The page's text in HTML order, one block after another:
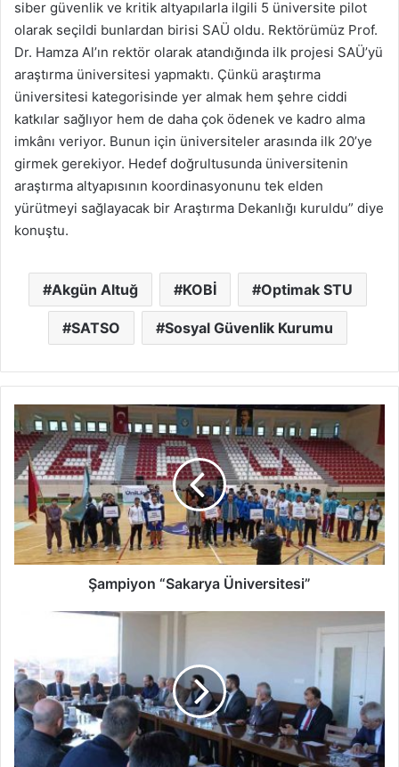
siber güvenlik ve kritik altyapılarla ilgili 5 üniversite pilot
olarak seçildi bunlardan birisi SAÜ oldu. Rektörümüz Prof.
Dr. Hamza Al’ın rektör olarak atandığında ilk projesi SAÜ’yü
araştırma üniversitesi yapmaktı. Çünkü araştırma
üniversitesi kategorisinde yer almak hem şehre ciddi
katkılar sağlıyor hem de daha çok ödenek ve kadro alma
imkânı veriyor. Bunun için üniversiteler arasında ilk 20’ye
girmek gerekiyor. Hedef doğrultusunda üniversitenin
araştırma altyapısının koordinasyonunu tek elden
yürütmeyi sağlayacak bir Araştırma Dekanlığı kuruldu” diye
konuştu.
Akgün Altuğ KOBİ Optimak STU
SATSO Sosyal Güvenlik Kurumu
Şampiyon
“Sakarya
Üniversitesi”
Şampiyon “Sakarya Üniversitesi”
Denetimli
Serbestlik
İl
Müdürlüğü'nden
İş
birliği